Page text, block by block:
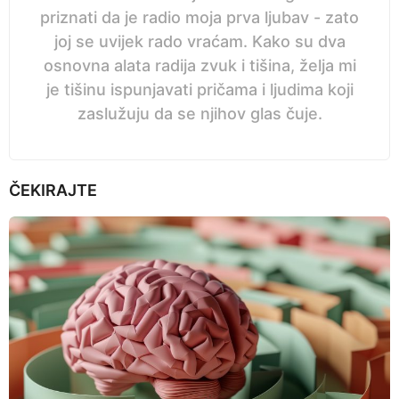
priznati da je radio moja prva ljubav - zato
joj se uvijek rado vraćam. Kako su dva
osnovna alata radija zvuk i tišina, želja mi
je tišinu ispunjavati pričama i ljudima koji
zaslužuju da se njihov glas čuje.
ČEKIRAJTE